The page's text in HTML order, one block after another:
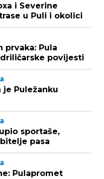
i Severine
u Puli i okolici
prvaka: Pula
povijesti
Puležanku
sportaše,
pasa
Pulapromet